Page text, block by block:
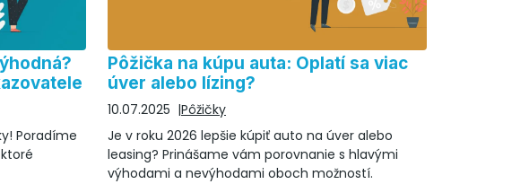
Poradíme
Pôžička na kúpu auta: Oplatí sa viac
úver alebo lízing?
10.07.2025
Pôžičky
Je v roku 2026 lepšie kúpiť auto na úver alebo
leasing? Prinášame vám porovnanie s hlavými
výhodami a nevýhodami oboch možností.